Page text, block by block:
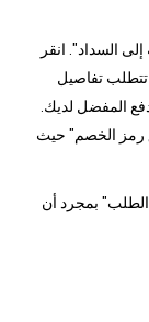
السداد". انقر
تفاصيل
المفضل لديك.
رمز الخصم" حيث
الطلب" بمجرد أن